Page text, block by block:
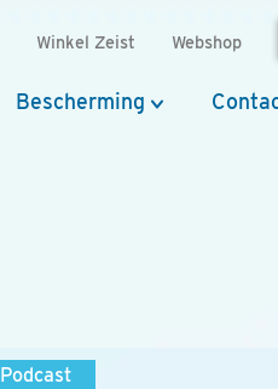
Winkel Zeist Webshop
Bescherming
Podcast